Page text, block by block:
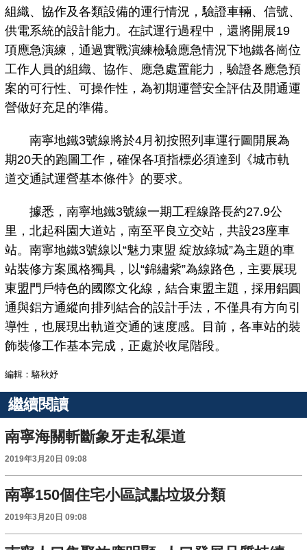
組織、協作及各類設備的運行情況，驗證車輛、信號、
供電系統的設計能力。在試運行過程中，還將開展19
項應急演練，通過實戰演練檢驗應急情況下地鐵各崗位
工作人員的組織、協作、應急處置能力，驗證各應急預
案的可行性、可操作性，為初期運營安全評估及開通運
營做好充足的準備。
南寧地鐵3號線將於4月初按照列車運行圖開展為
期20天的跑圖工作，確保各項指標必須達到《城市軌
道交通試運營基本條件》的要求。
據悉，南寧地鐵3號線一期工程線路長約27.9公
里，北起科園大道站，南至平良立交站，共設23座車
站。南寧地鐵3號線以“魅力東盟 綻放綠城”為主題的車
站裝修方案風格獨具，以“錦繡紫”為線路色，主要展現
東盟門戶特色的國際文化線，結合東盟主題，採用鋁圓
通與鋁方通縱向排列結合的設計手法，不僅具有方向引
導性，也展現出軌道交通的速度感。目前，各車站的裝
飾裝修工作基本完成，正處於收尾階段。
編輯：駱秋妤
繼續閱讀
南寧海關斬斷象牙走私渠道
2019年3月20日 09:08
南寧150個住宅小區試點垃圾分類
2019年3月20日 09:08